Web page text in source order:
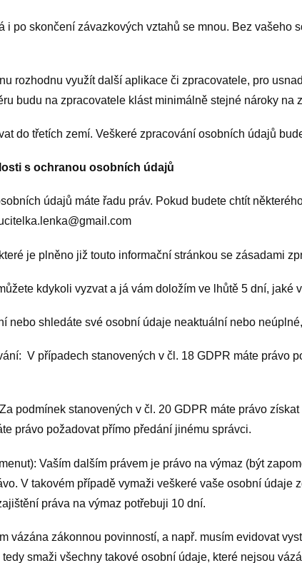
i po skončení závazkových vztahů se mnou. Bez
rozhodnu využít další aplikace či zpracovatele, pro
budu na zpracovatele klást minimálně stejné nároky
do třetích zemí. Veškeré zpracování osobních údajů
s ochranou osobních údajů
údajů máte řadu práv. Pokud budete chtít
je plněno již touto informační stránkou se zásadami
kdykoli vyzvat a já vám doložím ve lhůtě 5 dní, jaké
nebo shledáte své osobní údaje neaktuální nebo
V případech stanovených v čl. 18 GDPR máte právo
podmínek stanovených v čl. 20 GDPR máte právo
právo požadovat přímo předání jinému správci.
Vaším dalším právem je právo na výmaz (být
V takovém případě vymaži veškeré vaše osobní údaje
práva na výmaz potřebuji 10 dní.
vázána zákonnou povinností, a např. musím evidovat
smaži všechny takové osobní údaje, které nejsou